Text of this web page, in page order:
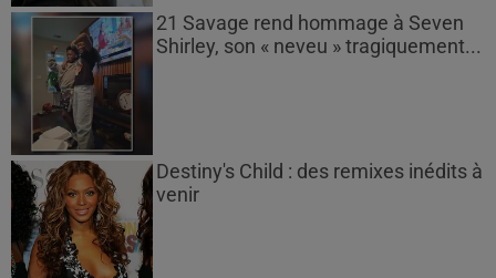
21 Savage rend hommage à Seven
Shirley, son « neveu » tragiquement...
Destiny's Child : des remixes inédits à
venir